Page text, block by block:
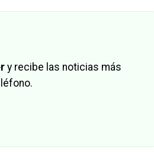
y recibe las noticias más